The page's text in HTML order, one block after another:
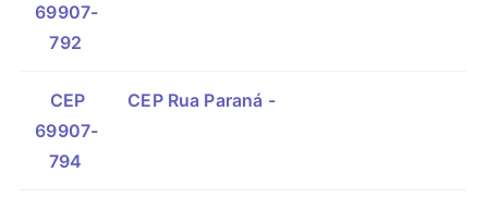
69907-
792
CEP
69907-
794
CEP Rua Paraná -